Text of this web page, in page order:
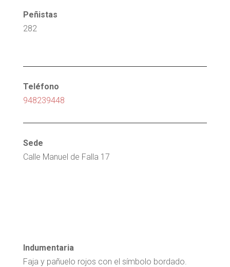
Peñistas
282
Teléfono
948239448
Sede
Calle Manuel de Falla 17
Indumentaria
Faja y pañuelo rojos con el símbolo bordado.